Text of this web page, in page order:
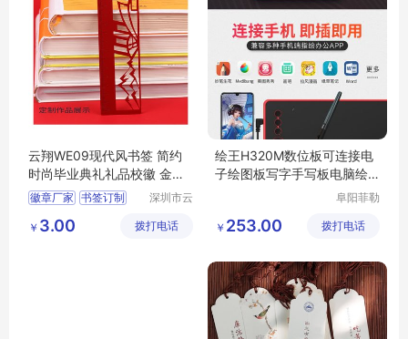
云翔WE09现代风书签 简约
时尚毕业典礼礼品校徽 金属
徽章生产
徽章厂家 书签订制
胸章订制
深圳市云
品有限公
￥ 3.00 拨打电话
绘王H320M数位板可连接电
子绘图板写字手写板电脑绘
阜阳菲勒
公司
￥ 253.00 拨打电话